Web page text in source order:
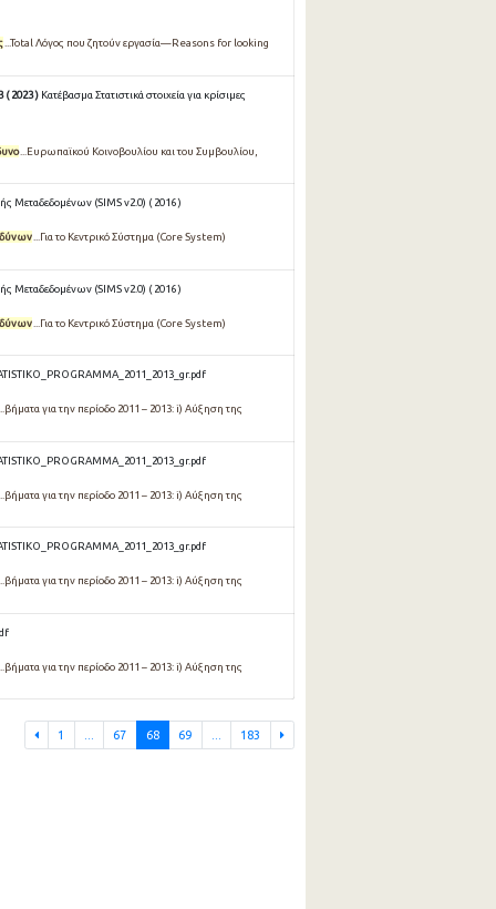
...Total Λόγος που ζητούν εργασία—Reasons for looking
( 2023 ) Κατέβασμα Στατιστικά στοιχεία για κρίσιμες
...Ευρωπαϊκού Κοινοβουλίου και του Συμβουλίου,
Μεταδεδομένων (SIMS v2.0) ( 2016 )
...Για το Κεντρικό Σύστημα (Core System)
Μεταδεδομένων (SIMS v2.0) ( 2016 )
...Για το Κεντρικό Σύστημα (Core System)
για την περίοδο 2011 – 2013: i) Αύξηση της
για την περίοδο 2011 – 2013: i) Αύξηση της
για την περίοδο 2011 – 2013: i) Αύξηση της
για την περίοδο 2011 – 2013: i) Αύξηση της
1 67 68 69 183